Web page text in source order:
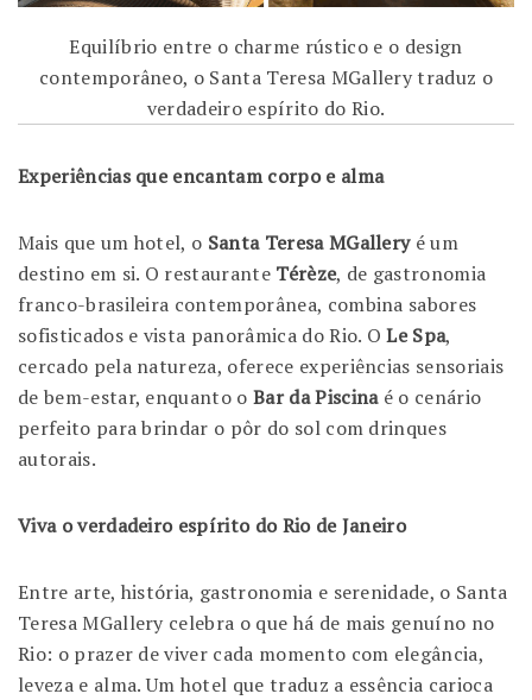
Equilíbrio entre o charme rústico e o design
contemporâneo, o Santa Teresa MGallery traduz o
verdadeiro espírito do Rio.
Experiências que encantam corpo e alma
Mais que um hotel, o Santa Teresa MGalleryé um
destino em si. O restaurante Térèze, de gastronomia
franco-brasileira contemporânea, combina sabores
sofisticados e vista panorâmica do Rio. OLe Spa,
cercado pela natureza, oferece experiências sensoriais
de bem-estar, enquanto oBar da Piscinaé o cenário
perfeito para brindar o pôr do sol com drinques
autorais.
Viva o verdadeiro espírito do Rio de Janeiro
Entre arte, história, gastronomia e serenidade, o Santa
Teresa MGallery celebra o que há de mais genuíno no
Rio: o prazer de viver cada momento com elegância,
leveza e alma. Um hotel que traduz a essência carioca